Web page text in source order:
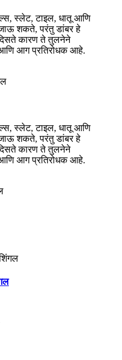
स्लेट, टाइल, धातू आणि
शकते, परंतु डांबर हे
कारण ते तुलनेने
आणि आग प्रतिरोधक आहे.
स्लेट, टाइल, धातू आणि
शकते, परंतु डांबर हे
कारण ते तुलनेने
आणि आग प्रतिरोधक आहे.